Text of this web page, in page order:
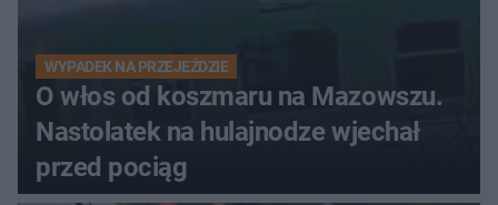
WYPADEK NA PRZEJEŹDZIE
O włos od koszmaru na Mazowszu.
Nastolatek na hulajnodze wjechał
przed pociąg